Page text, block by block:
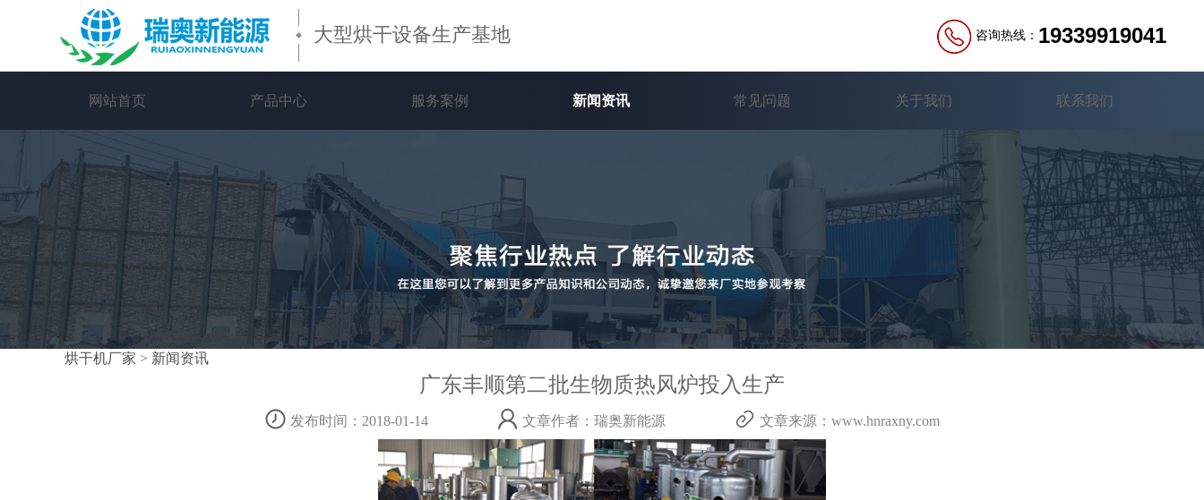
咨询热线： 19339919041
大型烘干设备生产基地
网站首页 产品中心 服务案例 新闻资讯 常见问题 关于我们 联系我们
烘干机厂家 > 新闻资讯
广东丰顺第二批生物质热风炉投入生产
发布时间：2018-01-14 文章作者：瑞奥新能源 文章来源：www.hnraxny.com